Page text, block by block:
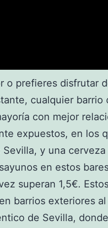
o prefieres disfrutar
cualquier barrio
con mejor
expuestos, en los
y una cerveza
en estos
superan 1,5€.
barrios exteriores al
de Sevilla,